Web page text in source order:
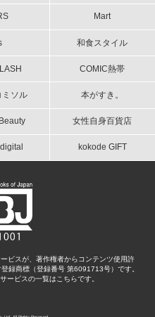
Mart
和食スタイル
COMIC熱帯
ミソル 本がすき。
女性自身百貨店
kokode GIFT
ビスが、著作権者からコンテンツ使用許
録商標（登録番号 第6091713号）です。
ービスの一覧はこちらです。